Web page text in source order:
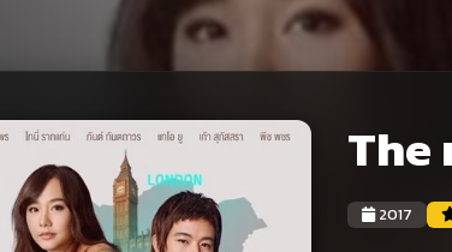
The
2017